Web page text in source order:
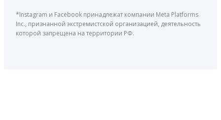
*Instagram и Facebook принадлежат компании Meta Platforms
Inc., признанной экстремистской организацией, деятельность
которой запрещена на территории РФ.